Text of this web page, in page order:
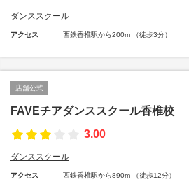
ダンススクール
アクセス 西鉄香椎駅から200m （徒歩3分）
店舗公式
FAVEチアダンススクール香椎校
3.00
ダンススクール
アクセス 西鉄香椎駅から890m （徒歩12分）